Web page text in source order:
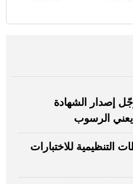
إصدار الشهادة
يعني الرسوب
التنظيمية للاختبارات